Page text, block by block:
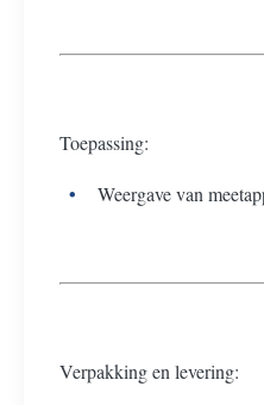
Toepassing:
Weergave van
Verpakking en levering: